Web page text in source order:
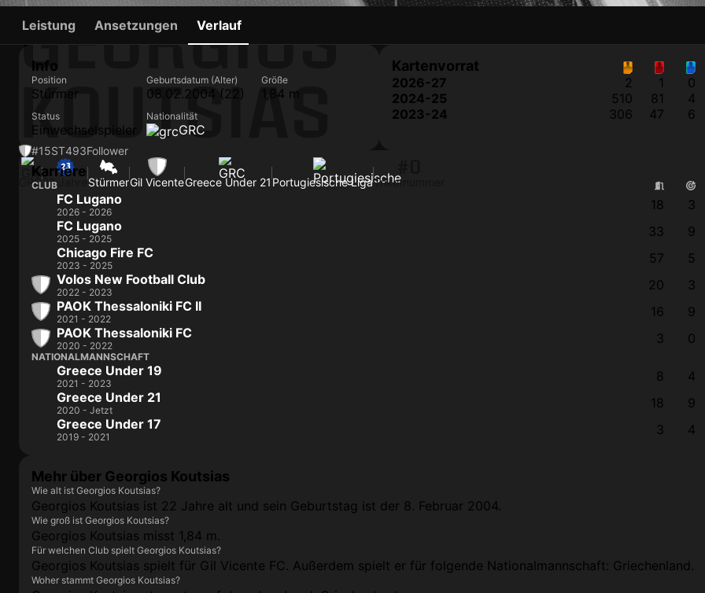
GEORGIOS
KOUTSIAS
#15ST493Follower
GRC 22 Jahre StürmerGil VicenteGreece Under 21 Portugiesische LigaTrikotnummer
Leistung Ansetzungen Verlauf
Info
Position
Stürmer
Geburtsdatum (Alter)
08.02.2004 (22)
Größe
1,84 m
Status
Einwechselspieler
Nationalität
GRC
Kartenvorrat
2026-27 2 1 0
2024-25
510 81 4
2023-24
306 47 6
Karriere
CLUB
FC Lugano
2026 - 2026 18 3
FC Lugano
2025 - 2025 33 9
Chicago Fire FC
2023 - 2025 57 5
Volos New Football Club
2022 - 2023 20 3
PAOK Thessaloniki FC II
2021 - 2022 16 9
PAOK Thessaloniki FC
2020 - 2022 3 0
NATIONALMANNSCHAFT
Greece Under 19
2021 - 2023 8 4
Greece Under 21
2020 - Jetzt 18 9
Greece Under 17
2019 - 2021 3 4
Mehr über Georgios Koutsias
Wie alt ist Georgios Koutsias?
Georgios Koutsias ist 22 Jahre alt und sein Geburtstag ist der 8. Februar 2004.
Wie groß ist Georgios Koutsias?
Georgios Koutsias misst 1,84 m.
Für welchen Club spielt Georgios Koutsias?
Georgios Koutsias spielt für Gil Vicente FC. Außerdem spielt er für folgende Nationalmannschaft: Griechenland.
Woher stammt Georgios Koutsias?